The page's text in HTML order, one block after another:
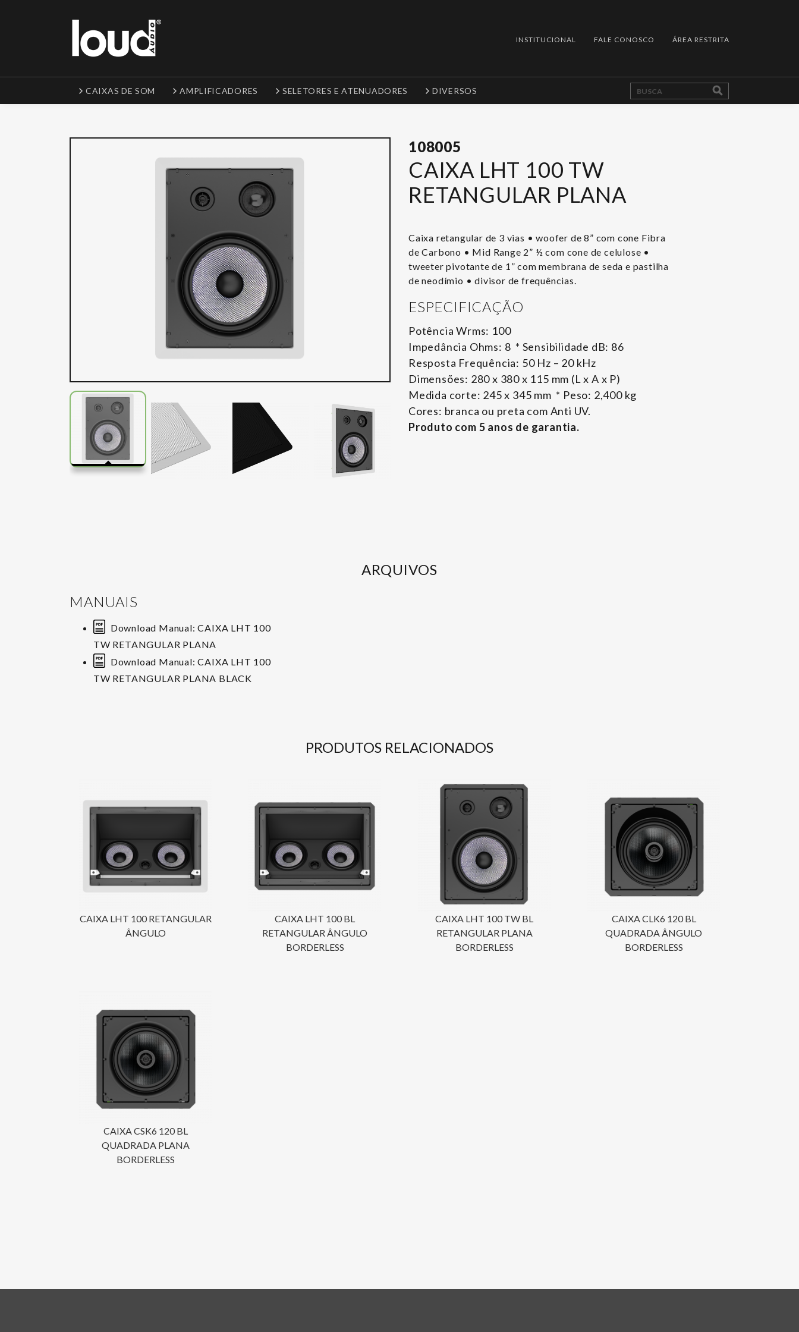
INSTITUCIONAL FALE CONOSCO ÁREA RESTRITA
CAIXAS DE SOM AMPLIFICADORES SELETORES E ATENUADORES DIVERSOS
108005
CAIXA LHT 100 TW
RETANGULAR PLANA
Caixa retangular de 3 vias • woofer de 8” com cone Fibra
de Carbono • Mid Range 2” ½ com cone de celulose •
tweeter pivotante de 1” com membrana de seda e pastilha
de neodímio • divisor de frequências.
ESPECIFICAÇÃO
Potência Wrms: 100
Impedância Ohms: 8 * Sensibilidade dB: 86
Resposta Frequência: 50 Hz – 20 kHz
Dimensões: 280 x 380 x 115 mm (L x A x P)
Medida corte: 245 x 345 mm * Peso: 2,400 kg
Cores: branca ou preta com Anti UV.
Produto com 5 anos de garantia.
ARQUIVOS
MANUAIS
Download Manual: CAIXA LHT 100
TW RETANGULAR PLANA
Download Manual: CAIXA LHT 100
TW RETANGULAR PLANA BLACK
PRODUTOS RELACIONADOS
CAIXA LHT 100 RETANGULAR
ÂNGULO
CAIXA LHT 100 BL
RETANGULAR ÂNGULO
BORDERLESS
CAIXA LHT 100 TW BL
RETANGULAR PLANA
BORDERLESS
CAIXA CLK6 120 BL
QUADRADA ÂNGULO
BORDERLESS
CAIXA CSK6 120 BL
QUADRADA PLANA
BORDERLESS